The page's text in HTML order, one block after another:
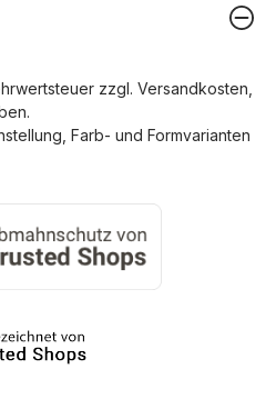
zzgl. Versandkosten
Farb- und Formvarianten